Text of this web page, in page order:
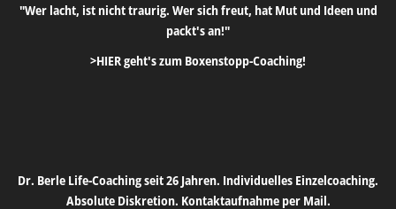
"Wer lacht, ist nicht traurig. Wer sich freut, hat Mut und Ideen und
packt's an!"
>HIER geht's zum Boxenstopp-Coaching!
Dr. Berle Life-Coaching seit 26 Jahren. Individuelles Einzelcoaching.
Absolute Diskretion. Kontaktaufnahme per Mail.